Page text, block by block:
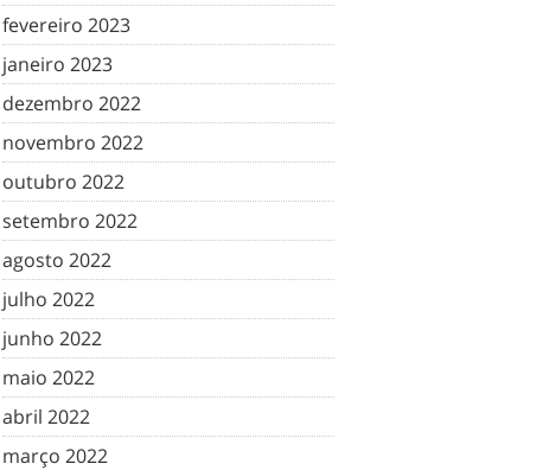
fevereiro 2023
janeiro 2023
dezembro 2022
novembro 2022
outubro 2022
setembro 2022
agosto 2022
julho 2022
junho 2022
maio 2022
abril 2022
março 2022